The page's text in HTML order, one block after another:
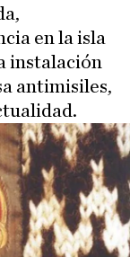
en la isla
instalación
antimisiles,